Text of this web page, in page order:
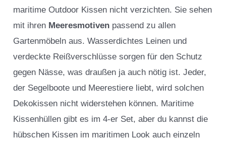
maritime Outdoor Kissen nicht verzichten. Sie sehen
mit ihren Meeresmotiven passend zu allen
Gartenmöbeln aus. Wasserdichtes Leinen und
verdeckte Reißverschlüsse sorgen für den Schutz
gegen Nässe, was draußen ja auch nötig ist. Jeder,
der Segelboote und Meerestiere liebt, wird solchen
Dekokissen nicht widerstehen können. Maritime
Kissenhüllen gibt es im 4-er Set, aber du kannst die
hübschen Kissen im maritimen Look auch einzeln